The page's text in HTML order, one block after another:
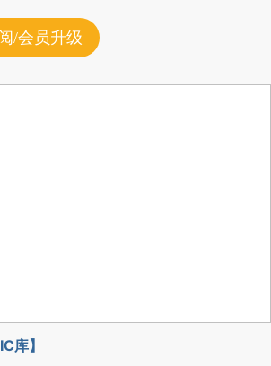
/会员升级
库】